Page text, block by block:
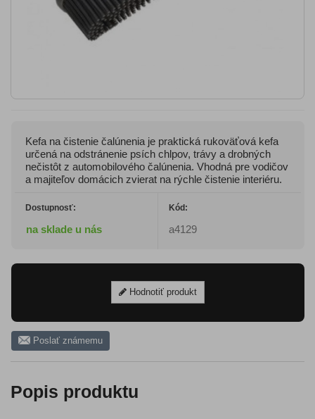
Kefa na čistenie čalúnenia je praktická rukoväťová kefa
určená na odstránenie psích chlpov, trávy a drobných
nečistôt z automobilového čalúnenia. Vhodná pre vodičov
a majiteľov domácich zvierat na rýchle čistenie interiéru.
Dostupnosť:
na sklade u nás
Kód:
a4129
Hodnotiť produkt
Poslať známemu
Popis produktu